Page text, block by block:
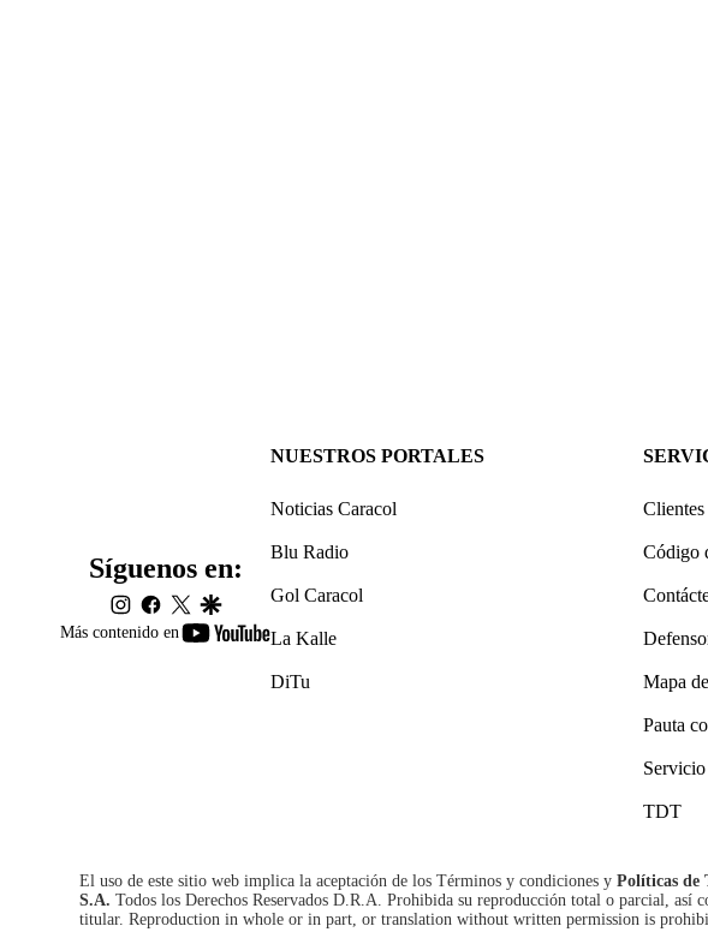
Más contenido en
youtube-
Síguenos en:
instagram
facebook
twittergoogle
NUESTROS PORTALES
Noticias Caracol
Blu Radio
Gol Caracol
La Kalle
DiTu
Código
Mapa
Pauta
TDT
El uso de este sitio web implica la aceptación de los Términos y condiciones y Políticas de
S.A. Todos los Derechos Reservados D.R.A. Prohibida su reproducción total o parcial, así
titular. Reproduction in whole or in part, or translation without written permission is